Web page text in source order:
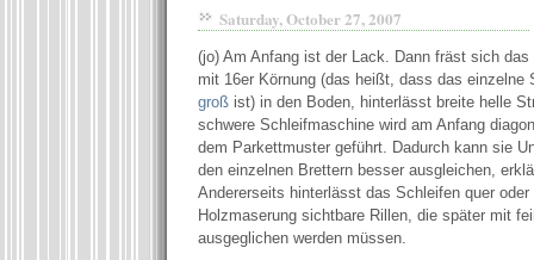
Saturday, October 27, 2007
(jo) Am Anfang ist der Lack. Dann fräst sich
mit 16er Körnung (das heißt, dass das einzelne
groß ist) in den Boden, hinterlässt breite helle
schwere Schleifmaschine wird am Anfang
dem Parkettmuster geführt. Dadurch kann sie
den einzelnen Brettern besser ausgleichen,
Andererseits hinterlässt das Schleifen quer oder
Holzmaserung sichtbare Rillen, die später mit
ausgeglichen werden müssen.